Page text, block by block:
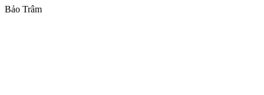
Bảo Trâm